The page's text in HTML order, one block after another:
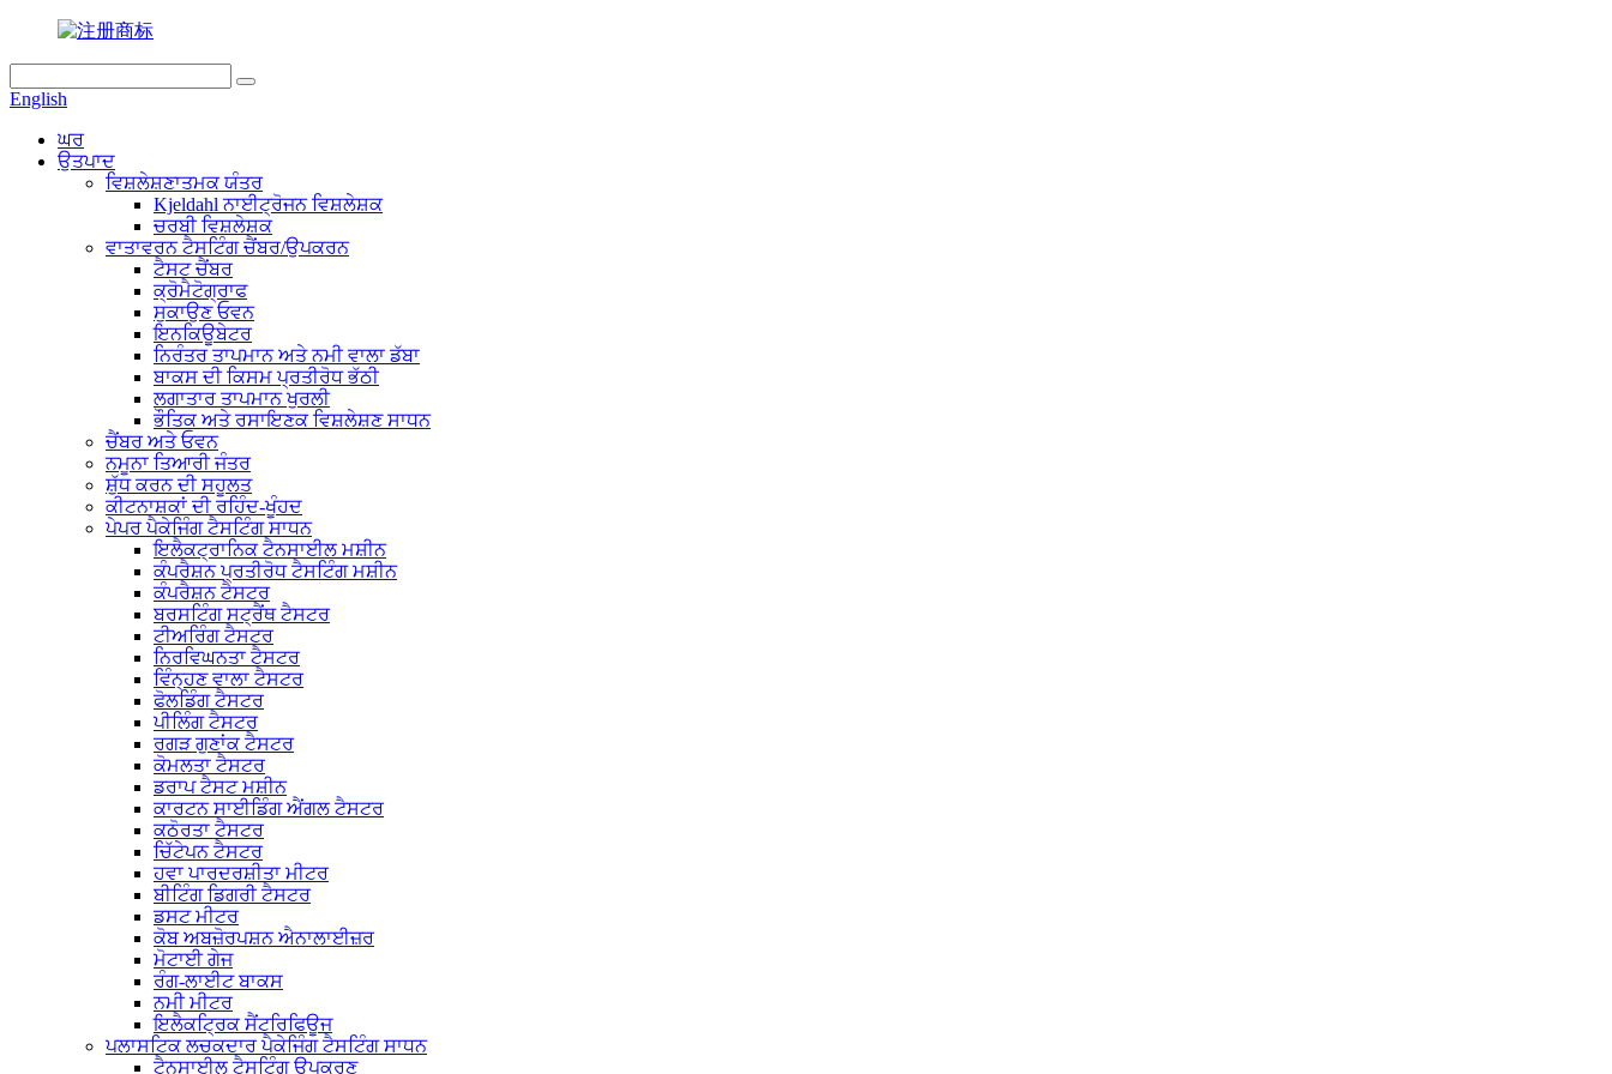
English
ਘਰ
ਉਤਪਾਦ
ਵਿਸ਼ਲੇਸ਼ਣਾਤਮਕ ਯੰਤਰ
Kjeldahl ਨਾਈਟ੍ਰੋਜਨ ਵਿਸ਼ਲੇਸ਼ਕ
ਚਰਬੀ ਵਿਸ਼ਲੇਸ਼ਕ
ਵਾਤਾਵਰਨ ਟੈਸਟਿੰਗ ਚੈਂਬਰ/ਉਪਕਰਨ
ਟੈਸਟ ਚੈਂਬਰ
ਕ੍ਰੋਮੈਟੋਗ੍ਰਾਫ
ਸੁਕਾਉਣ ਓਵਨ
ਇਨਕਿਊਬੇਟਰ
ਨਿਰੰਤਰ ਤਾਪਮਾਨ ਅਤੇ ਨਮੀ ਵਾਲਾ ਡੱਬਾ
ਬਾਕਸ ਦੀ ਕਿਸਮ ਪ੍ਰਤੀਰੋਧ ਭੱਠੀ
ਲਗਾਤਾਰ ਤਾਪਮਾਨ ਖੁਰਲੀ
ਭੌਤਿਕ ਅਤੇ ਰਸਾਇਣਕ ਵਿਸ਼ਲੇਸ਼ਣ ਸਾਧਨ
ਚੈਂਬਰ ਅਤੇ ਓਵਨ
ਨਮੂਨਾ ਤਿਆਰੀ ਜੰਤਰ
ਸ਼ੁੱਧ ਕਰਨ ਦੀ ਸਹੂਲਤ
ਕੀਟਨਾਸ਼ਕਾਂ ਦੀ ਰਹਿੰਦ-ਖੂੰਹਦ
ਪੇਪਰ ਪੈਕੇਜਿੰਗ ਟੈਸਟਿੰਗ ਸਾਧਨ
ਇਲੈਕਟ੍ਰਾਨਿਕ ਟੈਨਸਾਈਲ ਮਸ਼ੀਨ
ਕੰਪਰੈਸ਼ਨ ਪ੍ਰਤੀਰੋਧ ਟੈਸਟਿੰਗ ਮਸ਼ੀਨ
ਕੰਪਰੈਸ਼ਨ ਟੈਸਟਰ
ਬਰਸਟਿੰਗ ਸਟ੍ਰੈਂਥ ਟੈਸਟਰ
ਟੀਅਰਿੰਗ ਟੈਸਟਰ
ਨਿਰਵਿਘਨਤਾ ਟੈਸਟਰ
ਵਿੰਨ੍ਹਣ ਵਾਲਾ ਟੈਸਟਰ
ਫੋਲਡਿੰਗ ਟੈਸਟਰ
ਪੀਲਿੰਗ ਟੈਸਟਰ
ਰਗੜ ਗੁਣਾਂਕ ਟੈਸਟਰ
ਕੋਮਲਤਾ ਟੈਸਟਰ
ਡਰਾਪ ਟੈਸਟ ਮਸ਼ੀਨ
ਕਾਰਟਨ ਸਾਈਡਿੰਗ ਐਂਗਲ ਟੈਸਟਰ
ਕਠੋਰਤਾ ਟੈਸਟਰ
ਚਿੱਟੇਪਨ ਟੈਸਟਰ
ਹਵਾ ਪਾਰਦਰਸ਼ੀਤਾ ਮੀਟਰ
ਬੀਟਿੰਗ ਡਿਗਰੀ ਟੈਸਟਰ
ਡਸਟ ਮੀਟਰ
ਕੋਬ ਅਬਜ਼ੋਰਪਸ਼ਨ ਐਨਾਲਾਈਜ਼ਰ
ਮੋਟਾਈ ਗੇਜ
ਰੰਗ-ਲਾਈਟ ਬਾਕਸ
ਨਮੀ ਮੀਟਰ
ਇਲੈਕਟ੍ਰਿਕ ਸੈਂਟਰਿਫਿਊਜ
ਪਲਾਸਟਿਕ ਲਚਕਦਾਰ ਪੈਕੇਜਿੰਗ ਟੈਸਟਿੰਗ ਸਾਧਨ
ਟੈਨਸਾਈਲ ਟੈਸਟਿੰਗ ਉਪਕਰਣ